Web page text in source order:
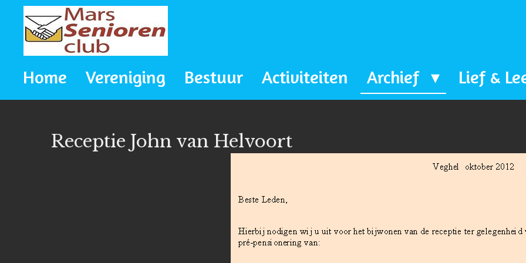
direct
naarHome Vereniging Bestuur Activiteiten Archief Lief &
Receptie John van Helvoort